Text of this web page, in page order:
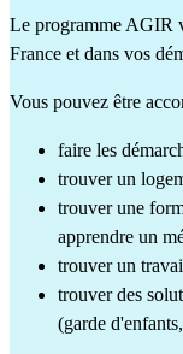
Le programme AGIR
France et dans vos
Vous pouvez être
faire les
trouver un
trouver une
apprendre un
trouver un
trouver des
(garde